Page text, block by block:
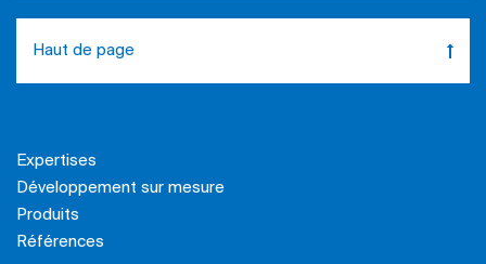
Haut de page
Expertises
Développement sur mesure
Produits
Références